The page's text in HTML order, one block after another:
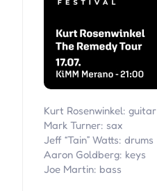
Kurt Rosenwinkel: guitar
Mark Turner: sax
Jeff “Tain” Watts: drums
Aaron Goldberg: keys
Joe Martin: bass